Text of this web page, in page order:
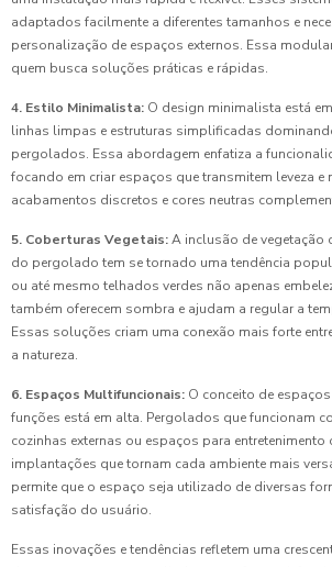
adaptados facilmente a diferentes tamanhos e
personalização de espaços externos. Essa
quem busca soluções práticas e rápidas.
4. Estilo Minimalista: O design minimalista está
linhas limpas e estruturas simplificadas
pergolados. Essa abordagem enfatiza a
focando em criar espaços que transmitem leveza e
acabamentos discretos e cores neutras
5. Coberturas Vegetais:A inclusão de vegetação
do pergolado tem se tornado uma tendência
ou até mesmo telhados verdes não apenas
também oferecem sombra e ajudam a regular a
Essas soluções criam uma conexão mais forte
a natureza.
6. Espaços Multifuncionais: O conceito de
funções está em alta. Pergolados que funcionam
cozinhas externas ou espaços para entretenimento
implantações que tornam cada ambiente mais
permite que o espaço seja utilizado de diversas
satisfação do usuário.
Essas inovações e tendências refletem uma